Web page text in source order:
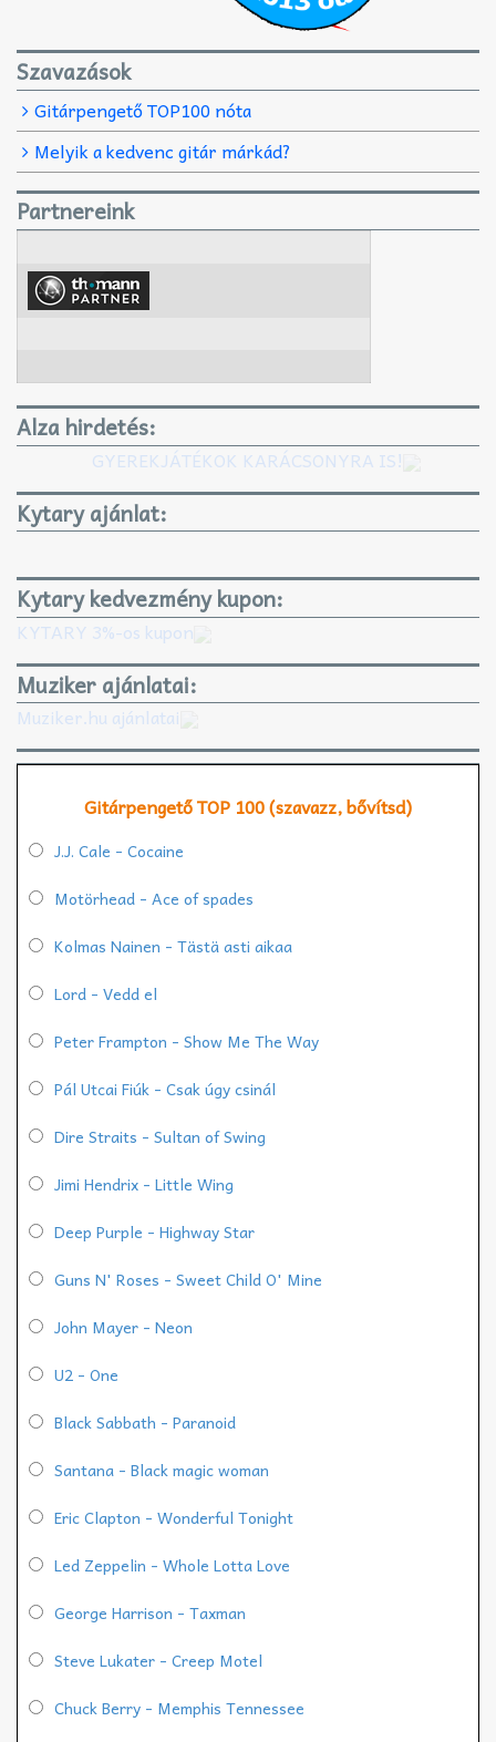
Szavazások
Gitárpengető TOP100 nóta
Melyik a kedvenc gitár márkád?
Partnereink
Alza hirdetés:
GYEREKJÁTÉKOK KARÁCSONYRA IS!
Kytary ajánlat:
Kytary kedvezmény kupon:
KYTARY 3%-os kupon
Muziker ajánlatai:
Muziker.hu ajánlatai
Gitárpengető TOP 100 (szavazz, bővítsd)
J.J. Cale - Cocaine
Motörhead - Ace of spades
Kolmas Nainen - Tästä asti aikaa
Lord - Vedd el
Peter Frampton - Show Me The Way
Pál Utcai Fiúk - Csak úgy csinál
Dire Straits - Sultan of Swing
Jimi Hendrix - Little Wing
Deep Purple - Highway Star
Guns N' Roses - Sweet Child O' Mine
John Mayer - Neon
U2 - One
Black Sabbath - Paranoid
Santana - Black magic woman
Eric Clapton - Wonderful Tonight
Led Zeppelin - Whole Lotta Love
George Harrison - Taxman
Steve Lukater - Creep Motel
Chuck Berry - Memphis Tennessee